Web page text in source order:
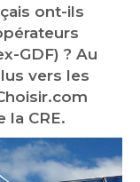
ont-ils
GDF) ? Au
vers les
la CRE.